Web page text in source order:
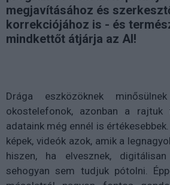
megjavításához és
korrekciójához is - és
mindkettőt átjárja az AI!
Drága eszközöknek
okostelefonok, azonban a rajtuk
adataink még ennél is
képek, videók azok, amik a
hiszen, ha elvesznek,
sehogyan sem tudjuk pótolni.